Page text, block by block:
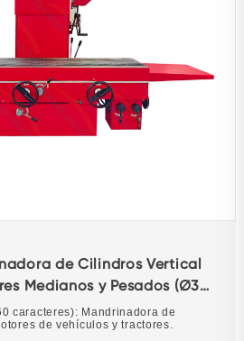
de Cilindros Vertical
Medianos y Pesados (Ø30-
180mm)
caracteres): Mandrinadora de
de vehículos y tractores.